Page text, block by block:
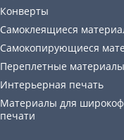
Конверты
Самоклеящиеся
Самокопирующиеся
Переплетные материалы
Интерьерная печать
Материалы для
печати